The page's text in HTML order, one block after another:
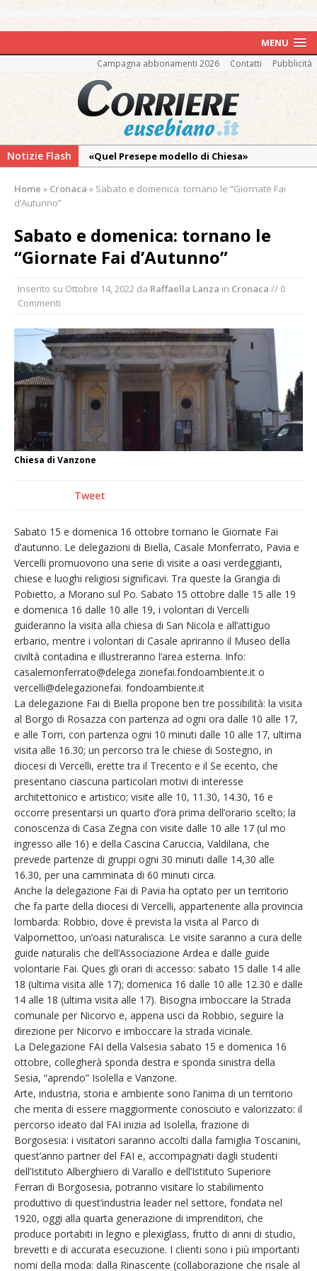
MENU
Campagna abbonamenti 2026 Contatti Pubblicità
Notizie Flash
«Quel Presepe modello di Chiesa»
Ringraziamento: convegno, messa e
Nuovo fronte delle fiamme: vasto incendio
alle pendici del Monte Barone
pellegrinaggio diocesano
incendio di sterpaglie a Caresanablot
Asl Vc: arrivano i nuovi totem multifunzionali
per i pagamenti delle prestazioni
Tanti fedeli in duomo per S. Eusebio. Mons.
Baturi: «Quel legame profondo tra le Chiese
di Vercelli e Cagliari»
Dieci anni fa l’ingresso a Vercelli
Home » Cronaca » Sabato e domenica: tornano le “Giornate Fai
d’Autunno”
Sabato e domenica: tornano le
“Giornate Fai d’Autunno”
Inserito su Ottobre 14, 2022 da Raffaella Lanza in Cronaca // 0
Commenti
Chiesa di Vanzone
Tweet
Sabato 15 e domenica 16 ottobre tornano le Giornate Fai
d’autunno. Le delegazioni di Biella, Casale Monferrato, Pavia e
Vercelli promuovono una serie di visite a oasi verdeggianti,
chiese e luoghi religiosi significavi. Tra queste la Grangia di
Pobietto, a Morano sul Po. Sabato 15 ottobre dalle 15 alle 19
e domenica 16 dalle 10 alle 19, i volontari di Vercelli
guideranno la visita alla chiesa di San Nicola e all’attiguo
erbario, mentre i volontari di Casale apriranno il Museo della
civiltà contadina e illustreranno l’area esterna. Info:
casalemonferrato@delega zionefai.fondoambiente.it o
vercelli@delegazionefai. fondoambiente.it
La delegazione Fai di Biella propone ben tre possibilità: la visita
al Borgo di Rosazza con partenza ad ogni ora dalle 10 alle 17,
e alle Torri, con partenza ogni 10 minuti dalle 10 alle 17, ultima
visita alle 16.30; un percorso tra le chiese di Sostegno, in
diocesi di Vercelli, erette tra il Trecento e il Se ecento, che
presentano ciascuna particolari motivi di interesse
architettonico e artistico; visite alle 10, 11.30, 14.30, 16 e
occorre presentarsi un quarto d’ora prima dell’orario scelto; la
conoscenza di Casa Zegna con visite dalle 10 alle 17 (ul mo
ingresso alle 16) e della Cascina Caruccia, Valdilana, che
prevede partenze di gruppi ogni 30 minuti dalle 14,30 alle
16.30, per una camminata di 60 minuti circa.
Anche la delegazione Fai di Pavia ha optato per un territorio
che fa parte della diocesi di Vercelli, appartenente alla provincia
lombarda: Robbio, dove è prevista la visita al Parco di
Valpomettoo, un’oasi naturalisca. Le visite saranno a cura delle
guide naturalis che dell’Associazione Ardea e dalle guide
volontarie Fai. Ques gli orari di accesso: sabato 15 dalle 14 alle
18 (ultima visita alle 17); domenica 16 dalle 10 alle 12.30 e dalle
14 alle 18 (ultima visita alle 17). Bisogna imboccare la Strada
comunale per Nicorvo e, appena usci da Robbio, seguire la
direzione per Nicorvo e imboccare la strada vicinale.
La Delegazione FAI della Valsesia sabato 15 e domenica 16
ottobre, collegherà sponda destra e sponda sinistra della
Sesia, “aprendo” Isolella e Vanzone.
Arte, industria, storia e ambiente sono l’anima di un territorio
che merita di essere maggiormente conosciuto e valorizzato: il
percorso ideato dal FAI inizia ad Isolella, frazione di
Borgosesia: i visitatori saranno accolti dalla famiglia Toscanini,
quest’anno partner del FAI e, accompagnati dagli studenti
dell’Istituto Alberghiero di Varallo e dell’Istituto Superiore
Ferrari di Borgosesia, potranno visitare lo stabilimento
produttivo di quest’industria leader nel settore, fondata nel
1920, oggi alla quarta generazione di imprenditori, che
produce portabiti in legno e plexiglass, frutto di anni di studio,
brevetti e di accurata esecuzione. I clienti sono i più importanti
nomi della moda: dalla Rinascente (collaborazione che risale al